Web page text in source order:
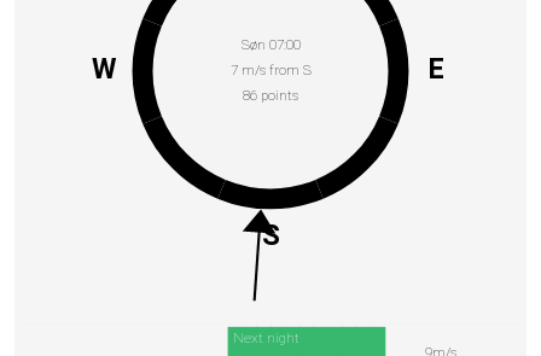
Søn 07:00
7 m/s from S
86 points
E
S
W
Next night
9m/s